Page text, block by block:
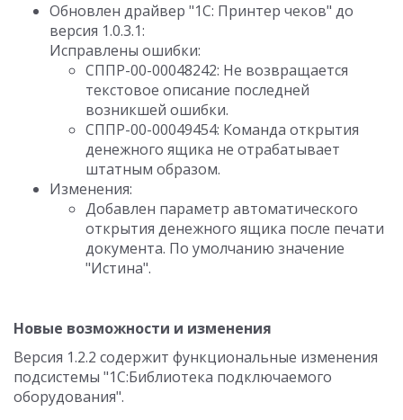
Обновлен драйвер "1С: Принтер чеков" до
версия 1.0.3.1:
Исправлены ошибки:
СППР-00-00048242: Не возвращается
текстовое описание последней
возникшей ошибки.
СППР-00-00049454: Команда открытия
денежного ящика не отрабатывает
штатным образом.
Изменения:
Добавлен параметр автоматического
открытия денежного ящика после печати
документа. По умолчанию значение
"Истина".
Новые возможности и изменения
Версия 1.2.2 содержит функциональные изменения
подсистемы "1С:Библиотека подключаемого
оборудования".